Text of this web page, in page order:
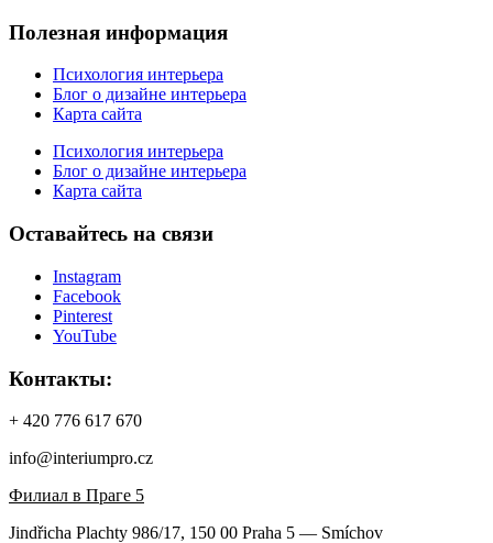
Полезная информация
Психология интерьера
Блог о дизайне интерьера
Карта сайта
Психология интерьера
Блог о дизайне интерьера
Карта сайта
Оставайтесь на связи
Instagram
Facebook
Pinterest
YouTube
Контакты:
+ 420 776 617 670
info@interiumpro.cz
Филиал в Праге 5
Jindřicha Plachty 986/17, 150 00 Praha 5 — Smíchov